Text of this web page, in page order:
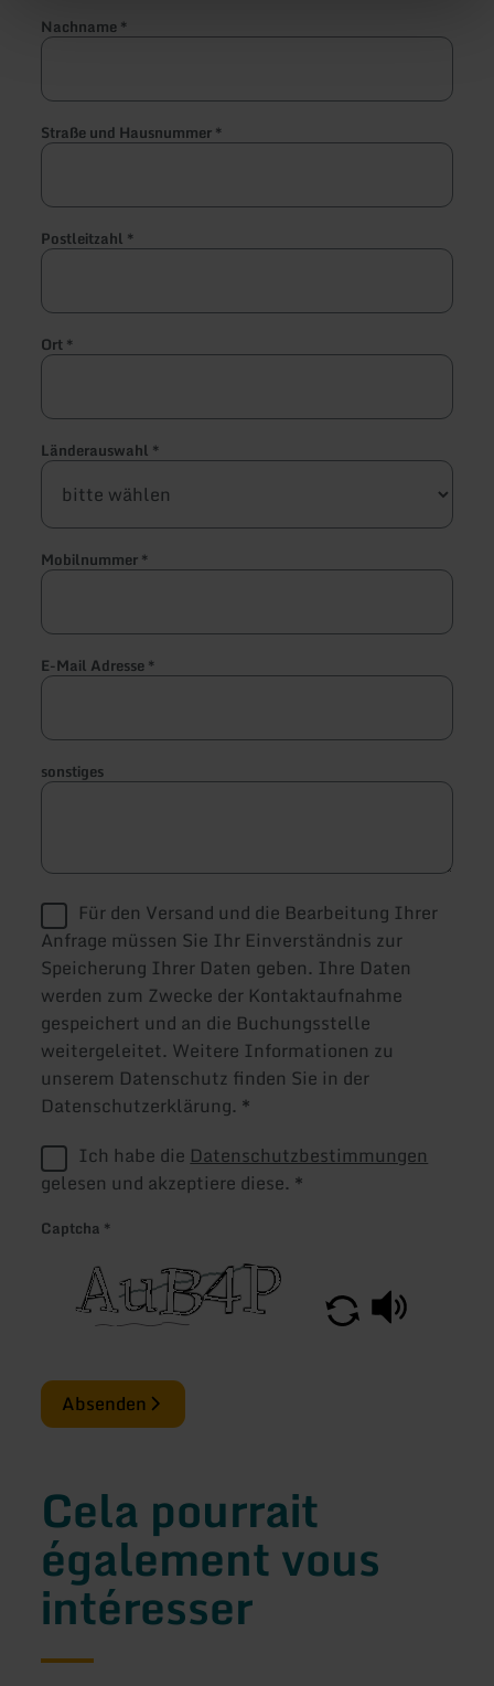
Nachname*
Straße und Hausnummer*
Postleitzahl *
Ort*
Länderauswahl *
Mobilnummer*
E-Mail Adresse*
sonstiges
Für den Versand und die Bearbeitung Ihrer
Anfrage müssen Sie Ihr Einverständnis zur
Speicherung Ihrer Daten geben. Ihre Daten
werden zum Zwecke der Kontaktaufnahme
gespeichert und an die Buchungsstelle
weitergeleitet. Weitere Informationen zu
unserem Datenschutz finden Sie in der
Datenschutzerklärung. *
Ich habe die Datenschutzbestimmungen
gelesen und akzeptiere diese. *
Captcha *
Absenden
Cela pourrait
également vous
intéresser